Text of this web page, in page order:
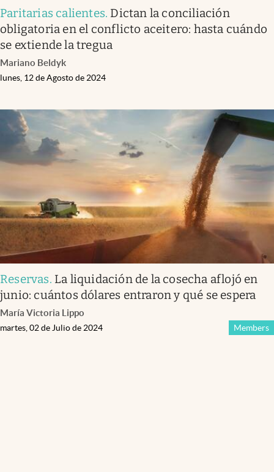
Paritarias calientes. Dictan la conciliación
obligatoria en el conflicto aceitero: hasta cuándo
se extiende la tregua
Mariano Beldyk
lunes, 12 de Agosto de 2024
Reservas. La liquidación de la cosecha aflojó en
junio: cuántos dólares entraron y qué se espera
María Victoria Lippo
Members
martes, 02 de Julio de 2024